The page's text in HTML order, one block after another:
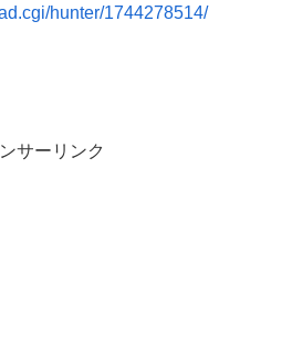
hunter/1744278514/
サーリンク